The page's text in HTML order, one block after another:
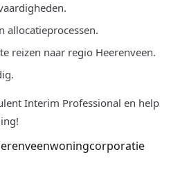
allocatieprocessen.
reizen naar regio Heerenveen.
Interim Professional en help
woningcorporatie